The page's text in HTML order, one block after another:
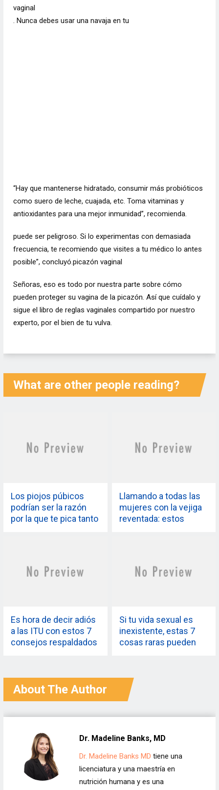
vaginal
. Nunca debes usar una navaja en tu
“Hay que mantenerse hidratado, consumir más probióticos
como suero de leche, cuajada, etc. Toma vitaminas y
antioxidantes para una mejor inmunidad”, recomienda.
puede ser peligroso. Si lo experimentas con demasiada
frecuencia, te recomiendo que visites a tu médico lo antes
posible”, concluyó.picazón vaginal
Señoras, eso es todo por nuestra parte sobre cómo
pueden proteger su vagina de la picazón. Así que cuídalo y
sigue el libro de reglas vaginales compartido por nuestro
experto, por el bien de tu vulva.
What are other people reading?
Los piojos púbicos
podrían ser la razón
por la que te pica tanto
Llamando a todas las
mujeres con la vejiga
reventada: estos
Es hora de decir adiós
a las ITU con estos 7
consejos respaldados
Si tu vida sexual es
inexistente, estas 7
cosas raras pueden
About The Author
Dr. Madeline Banks, MD
Dr. Madeline Banks MD tiene una
licenciatura y una maestría en
nutrición humana y es una